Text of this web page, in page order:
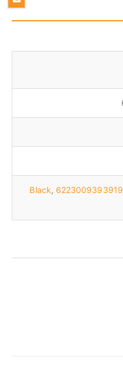
, 6223009393919